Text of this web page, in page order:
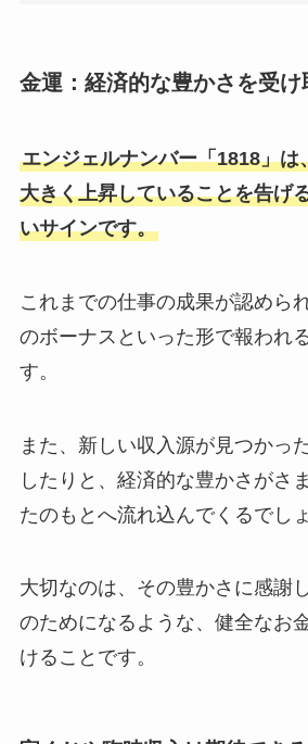
金運：経済的な豊かさを受け
エンジェルナンバー「1818」は
大きく上昇していることを告げ
いサインです。
これまでの仕事の成果が認めら
のボーナスといった形で報われ
す。
また、新しい収入源が見つかっ
したりと、経済的な豊かさがさ
たのもとへ流れ込んでくるでしょ
大切なのは、その豊かさに感謝
のためになるような、健全なお
けることです。